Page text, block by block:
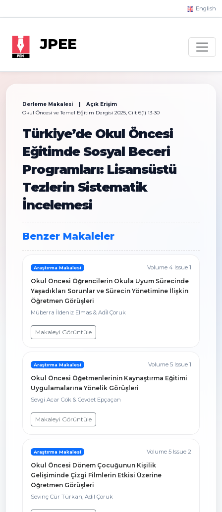
English
JPEE
Derleme Makalesi | Açık Erişim
Okul Öncesi ve Temel Eğitim Dergisi 2025, Cilt 6(1) 13-30
Türkiye’de Okul Öncesi
Eğitimde Sosyal Beceri
Programları: Lisansüstü
Tezlerin Sistematik
İncelemesi
Benzer Makaleler
Araştırma Makalesi Volume 4 Issue 1
Okul Öncesi Öğrencilerin Okula Uyum Sürecinde
Yaşadıkları Sorunlar ve Sürecin Yönetimine İlişkin
Öğretmen Görüşleri
Müberra İldeniz Elmas & Adi̇l Çoruk
Makaleyi Görüntüle
Araştırma Makalesi Volume 5 Issue 1
Okul Öncesi Öğetmenlerinin Kaynaştırma Eğitimi
Uygulamalarına Yönelik Görüşleri
Sevgi Acar Gök & Cevdet Epçaçan
Makaleyi Görüntüle
Araştırma Makalesi Volume 5 Issue 2
Okul Öncesi Dönem Çocuğunun Kişilik
Gelişiminde Çizgi Filmlerin Etkisi Üzerine
Öğretmen Görüşleri
Sevinç Cür Türkan, Adil Çoruk